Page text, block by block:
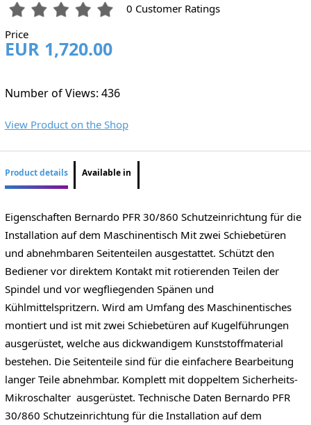
0 Customer Ratings
Price
EUR 1,720.00
Number of Views: 436
View Product on the Shop
Product details Available in
Eigenschaften Bernardo PFR 30/860 Schutzeinrichtung für die
Installation auf dem Maschinentisch Mit zwei Schiebetüren
und abnehmbaren Seitenteilen ausgestattet. Schützt den
Bediener vor direktem Kontakt mit rotierenden Teilen der
Spindel und vor wegfliegenden Spänen und
Kühlmittelspritzern. Wird am Umfang des Maschinentisches
montiert und ist mit zwei Schiebetüren auf Kugelführungen
ausgerüstet, welche aus dickwandigem Kunststoffmaterial
bestehen. Die Seitenteile sind für die einfachere Bearbeitung
langer Teile abnehmbar. Komplett mit doppeltem Sicherheits-
Mikroschalter ausgerüstet. Technische Daten Bernardo PFR
30/860 Schutzeinrichtung für die Installation auf dem